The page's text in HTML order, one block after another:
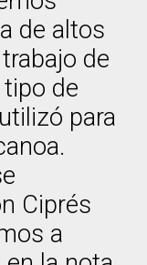
de altos
de
de
para
Ciprés
a